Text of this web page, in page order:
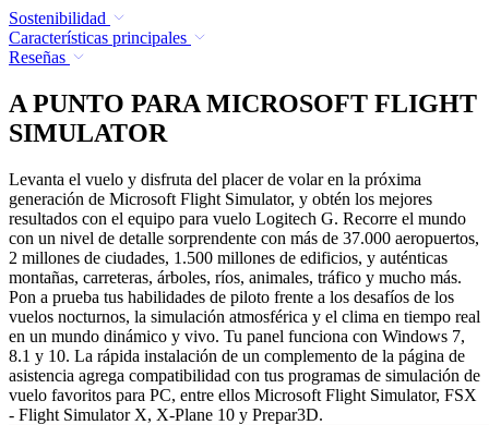
Sostenibilidad
Características principales
Reseñas
A PUNTO PARA MICROSOFT FLIGHT
SIMULATOR
Levanta el vuelo y disfruta del placer de volar en la próxima
generación de Microsoft Flight Simulator, y obtén los mejores
resultados con el equipo para vuelo Logitech G. Recorre el mundo
con un nivel de detalle sorprendente con más de 37.000 aeropuertos,
2 millones de ciudades, 1.500 millones de edificios, y auténticas
montañas, carreteras, árboles, ríos, animales, tráfico y mucho más.
Pon a prueba tus habilidades de piloto frente a los desafíos de los
vuelos nocturnos, la simulación atmosférica y el clima en tiempo real
en un mundo dinámico y vivo. Tu panel funciona con Windows 7,
8.1 y 10. La rápida instalación de un complemento de la página de
asistencia agrega compatibilidad con tus programas de simulación de
vuelo favoritos para PC, entre ellos Microsoft Flight Simulator, FSX
- Flight Simulator X, X-Plane 10 y Prepar3D.